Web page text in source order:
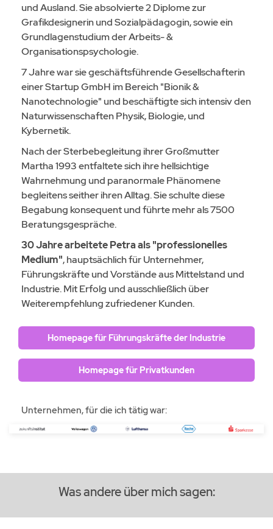
und Ausland. Sie absolvierte 2 Diplome zur
Grafikdesignerin und Sozialpädagogin, sowie ein
Grundlagenstudium der Arbeits- &
Organisationspsychologie.
7 Jahre war sie geschäftsführende Gesellschafterin
einer Startup GmbH im Bereich "Bionik &
Nanotechnologie" und beschäftigte sich intensiv den
Naturwissenschaften Physik, Biologie, und
Kybernetik.
Nach der Sterbebegleitung ihrer Großmutter
Martha 1993 entfaltete sich ihre hellsichtige
Wahrnehmung und paranormale Phänomene
begleitens seither ihren Alltag. Sie schulte diese
Begabung konsequent und führte mehr als 7500
Beratungsgespräche.
30 Jahre arbeitete Petra als "professionelles
Medium", hauptsächlich für Unternehmer,
Führungskräfte und Vorstände aus Mittelstand und
Industrie. Mit Erfolg und ausschließlich über
Weiterempfehlung zufriedener Kunden.
Homepage für Führungskräfte der Industrie
Homepage für Privatkunden
Unternehmen, für die ich tätig war:
Was andere über mich sagen: